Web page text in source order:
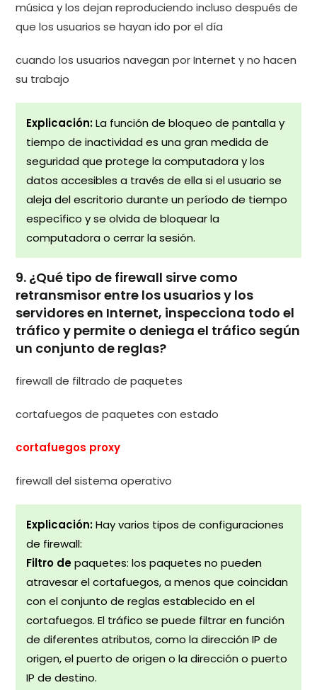
música y los dejan reproduciendo incluso después de
que los usuarios se hayan ido por el día
cuando los usuarios navegan por Internet y no hacen
su trabajo
Explicación:La función de bloqueo de pantalla y
tiempo de inactividad es una gran medida de
seguridad que protege la computadora y los
datos accesibles a través de ella si el usuario se
aleja del escritorio durante un período de tiempo
específico y se olvida de bloquear la
computadora o cerrar la sesión.
9. ¿Qué tipo de firewall sirve como
retransmisor entre los usuarios y los
servidores en Internet, inspecciona todo el
tráfico y permite o deniega el tráfico según
un conjunto de reglas?
firewall de filtrado de paquetes
cortafuegos de paquetes con estado
cortafuegos proxy
firewall del sistema operativo
Explicación:Hay varios tipos de configuraciones
de firewall:
Filtro depaquetes: los paquetes no pueden
atravesar el cortafuegos, a menos que coincidan
con el conjunto de reglas establecido en el
cortafuegos. El tráfico se puede filtrar en función
de diferentes atributos, como la dirección IP de
origen, el puerto de origen o la dirección o puerto
IP de destino.